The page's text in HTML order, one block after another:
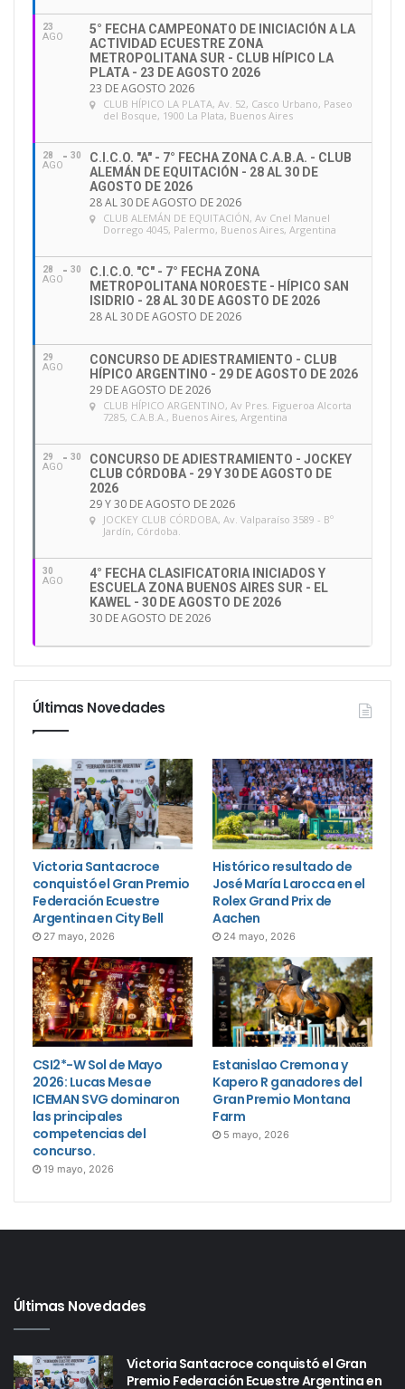
23
AGO
5° FECHA CAMPEONATO DE INICIACIÓN A LA
ACTIVIDAD ECUESTRE ZONA
METROPOLITANA SUR - CLUB HÍPICO LA
PLATA - 23 DE AGOSTO 2026
23 DE AGOSTO 2026
CLUB HÍPICO LA PLATA, Av. 52, Casco Urbano, Paseo
del Bosque, 1900 La Plata, Buenos Aires
28
AGO
30
C.I.C.O. "A" - 7° FECHA ZONA C.A.B.A. - CLUB
ALEMÁN DE EQUITACIÓN - 28 AL 30 DE
AGOSTO DE 2026
28 AL 30 DE AGOSTO DE 2026
CLUB ALEMÁN DE EQUITACIÓN, Av Cnel Manuel
Dorrego 4045, Palermo, Buenos Aires, Argentina
28
AGO
30
C.I.C.O. "C" - 7° FECHA ZONA
METROPOLITANA NOROESTE - HÍPICO SAN
ISIDRIO - 28 AL 30 DE AGOSTO DE 2026
28 AL 30 DE AGOSTO DE 2026
29
AGO
CONCURSO DE ADIESTRAMIENTO - CLUB
HÍPICO ARGENTINO - 29 DE AGOSTO DE 2026
29 DE AGOSTO DE 2026
CLUB HÍPICO ARGENTINO, Av Pres. Figueroa Alcorta
7285, C.A.B.A., Buenos Aires, Argentina
29
AGO
30
CONCURSO DE ADIESTRAMIENTO - JOCKEY
CLUB CÓRDOBA - 29 Y 30 DE AGOSTO DE
2026
29 Y 30 DE AGOSTO DE 2026
JOCKEY CLUB CÓRDOBA, Av. Valparaíso 3589 - Bº
Jardín, Córdoba.
30
AGO
4° FECHA CLASIFICATORIA INICIADOS Y
ESCUELA ZONA BUENOS AIRES SUR - EL
KAWEL - 30 DE AGOSTO DE 2026
30 DE AGOSTO DE 2026
Últimas Novedades
Victoria Santacroce
conquistó el Gran Premio
Federación Ecuestre
Argentina en City Bell
27 mayo, 2026
Histórico resultado de
José María Larocca en el
Rolex Grand Prix de
Aachen
24 mayo, 2026
CSI2*-W Sol de Mayo
2026: Lucas Mesa e
ICEMAN SVG dominaron
las principales
competencias del
concurso.
19 mayo, 2026
Estanislao Cremona y
Kapero R ganadores del
Gran Premio Montana
Farm
5 mayo, 2026
Últimas Novedades
Victoria Santacroce conquistó el Gran
Premio Federación Ecuestre Argentina en